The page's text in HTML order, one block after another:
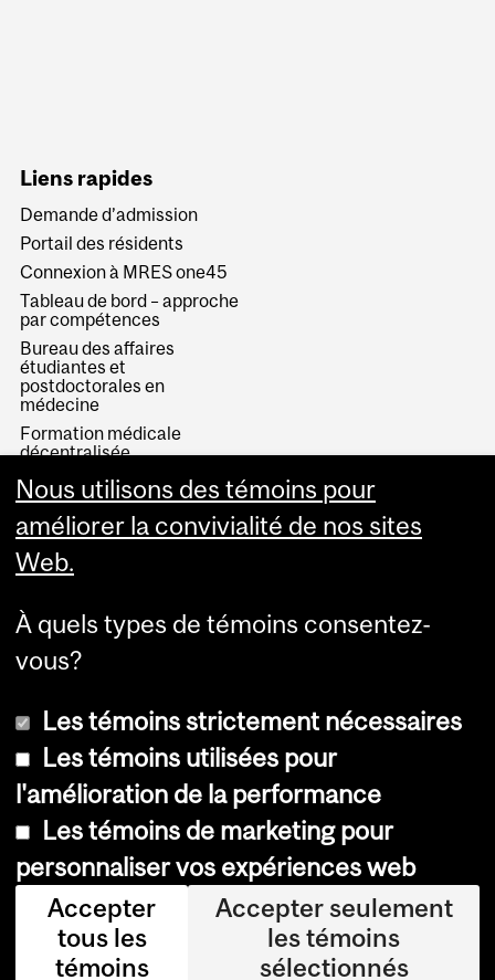
Liens rapides
Demande d’admission
Portail des résidents
Connexion à MRES one45
Tableau de bord – approche
par compétences
Bureau des affaires
étudiantes et
postdoctorales en
médecine
Formation médicale
décentralisée
Études médicales de
premier cycle
© Université McGill, 2026
Accessibilité
Avis sur les témoins
Paramètres des témoins
Se connecter
Nous utilisons des témoins pour
améliorer la convivialité de nos sites
Web.
À quels types de témoins consentez-
vous?
Les témoins strictement nécessaires
Les témoins utilisées pour
l'amélioration de la performance
Les témoins de marketing pour
personnaliser vos expériences web
Accepter
tous les
témoins
Accepter seulement
les témoins
sélectionnés